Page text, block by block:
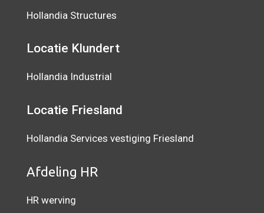
Hollandia Structures
Locatie Klundert
Hollandia Industrial
Locatie Friesland
Hollandia Services vestiging Friesland
Afdeling HR
HR werving